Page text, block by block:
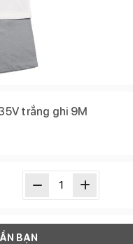
trắng ghi 9M
BẠN